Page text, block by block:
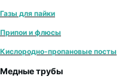
Газы для пайки
Припои и флюсы
Кислородно-пропановые посты
Медные трубы